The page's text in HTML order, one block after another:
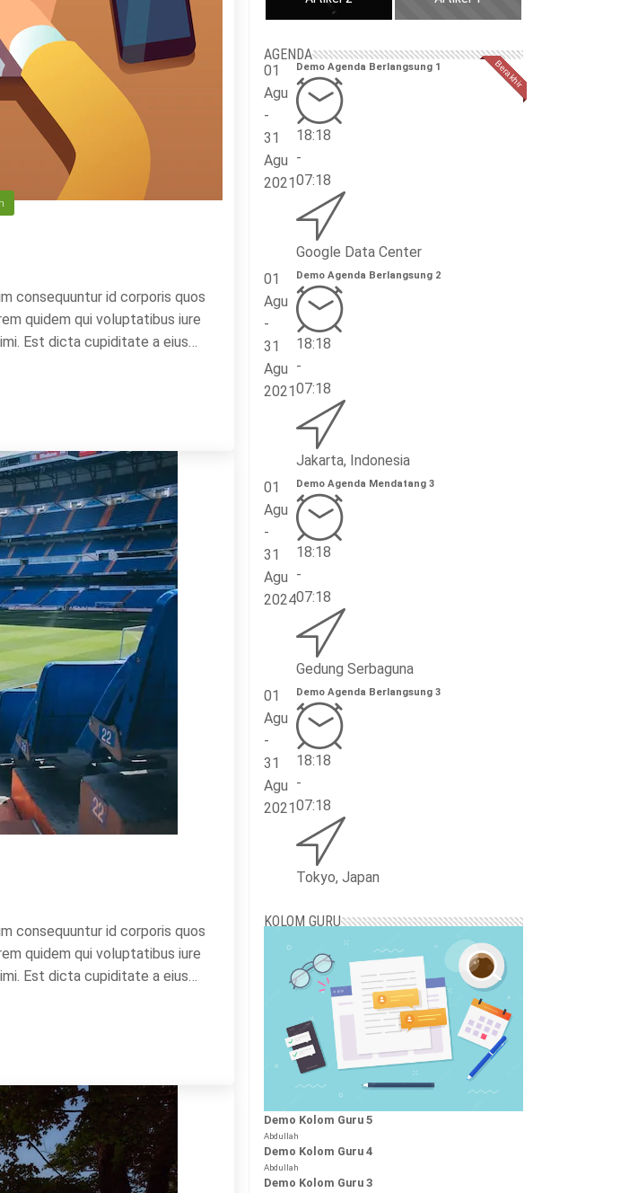
consequuntur id corporis quos
quidem qui voluptatibus iure
Est dicta cupiditate a eius
doloremque quo […]
consequuntur id corporis quos
quidem qui voluptatibus iure
Est dicta cupiditate a eius
doloremque quo […]
AGENDA
01
Agu
-
31
Agu
2021
Demo Agenda Berlangsung 1
18:18
-
07:18
Google Data Center
01
Agu
-
31
Agu
2021
Demo Agenda Berlangsung 2
18:18
-
07:18
Jakarta, Indonesia
01
Agu
-
31
Agu
2024
Demo Agenda Mendatang 3
18:18
-
07:18
Gedung Serbaguna
01
Agu
-
31
Agu
2021
Demo Agenda Berlangsung 3
18:18
-
07:18
Tokyo, Japan
KOLOM GURU
Demo Kolom Guru 5
Abdullah
Demo Kolom Guru 4
Abdullah
Demo Kolom Guru 3